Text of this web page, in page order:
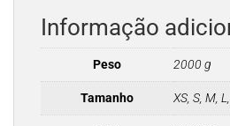
Informação
Peso 2000 g
Tamanho XS, S, M,